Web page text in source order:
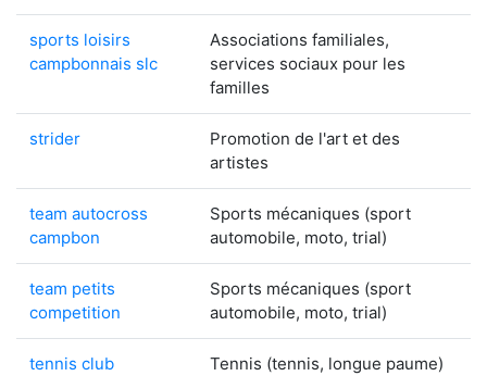
sports loisirs
campbonnais slc
Associations familiales,
services sociaux pour les
familles
strider
Promotion de l'art et des
artistes
team autocross
campbon
Sports mécaniques (sport
automobile, moto, trial)
team petits
competition
Sports mécaniques (sport
automobile, moto, trial)
tennis club
Tennis (tennis, longue paume)